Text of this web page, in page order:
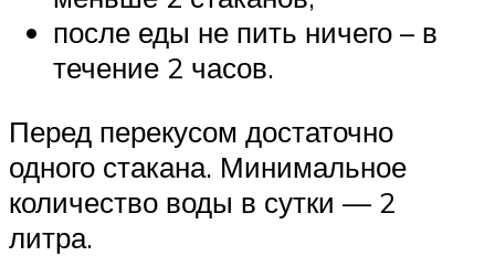
после еды не пить ничего – в
течение 2 часов.
Перед перекусом достаточно
одного стакана. Минимальное
количество воды в сутки — 2
литра.